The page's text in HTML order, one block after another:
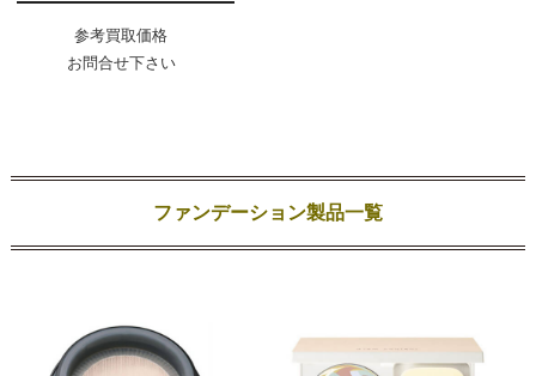
参考買取価格
お問合せ下さい
ファンデーション製品一覧